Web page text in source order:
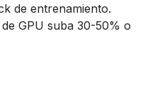
de entrenamiento.
GPU suba 30-50% o